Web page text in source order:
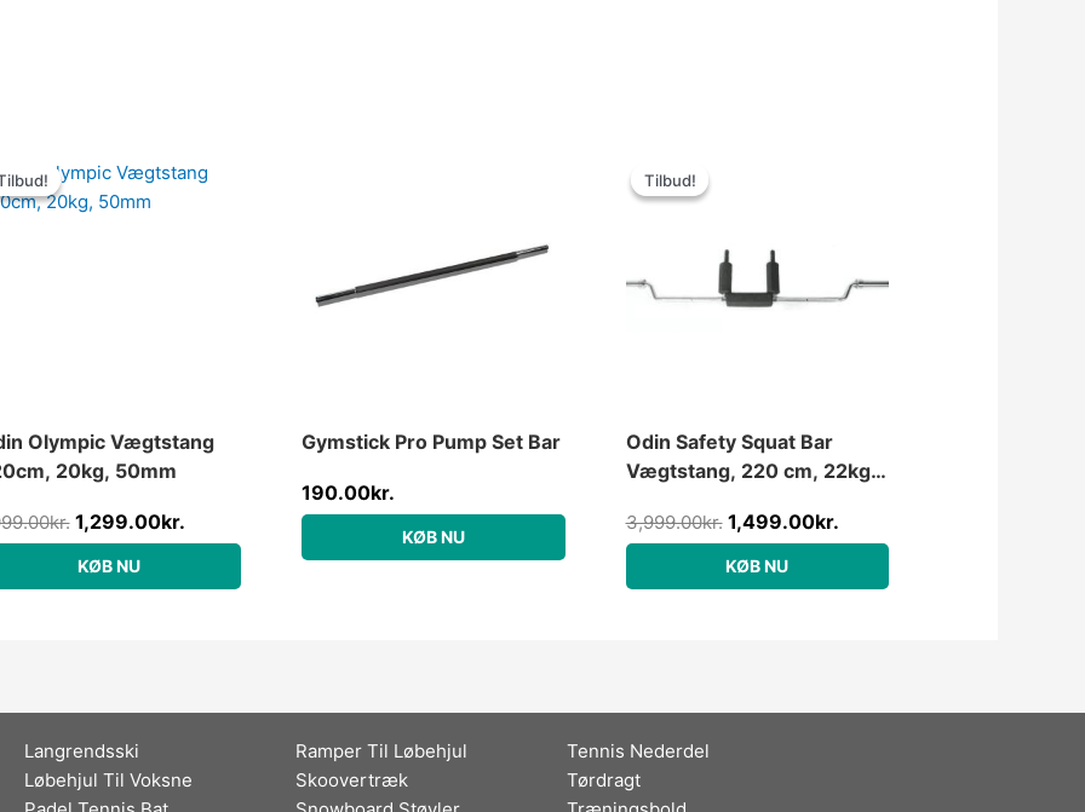
Olympic Vægtstang
20kg, 50mm
kr.
oprindelige
pris
1,299.00kr.
aktuelle
KØB NU
Gymstick Pro Pump Set Bar
190.00kr.
KØB NU
Tilbud!
Tilbud!
Odin Safety Squat Bar
Vægtstang, 220 cm, 22kg,
3,999.00kr.
3,999.00kr..
1,499.00kr.
KØB NU
Langrendsski
Løbehjul Til Voksne
Ramper Til Løbehjul
Skoovertræk
Tennis Nederdel
Tørdragt